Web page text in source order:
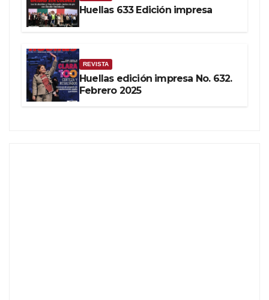
Huellas 633 Edición impresa
REVISTA
Huellas edición impresa No. 632.
Febrero 2025